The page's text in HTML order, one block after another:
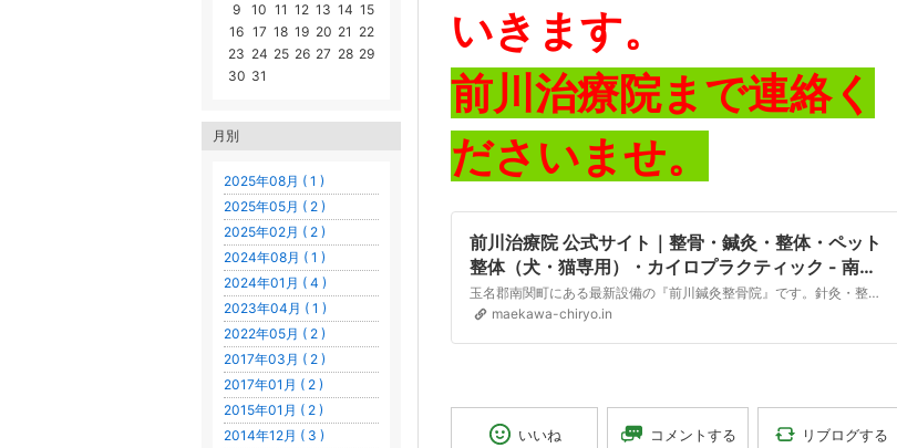
いきます。
前川治療院まで連絡く
ださいませ。
前川治療院 公式サイト｜整骨・鍼灸・整体・ペット
整体（犬・猫専用）・カイロプラクティック - 南関
IC（九州自動車道）から車で3分、訪問・送迎可
玉名郡南関町にある最新設備の『前川鍼灸整骨院』です。針灸・整体・カイロプラクティック・リハビリを治療に取り入れます。また全国に先駆けて犬・猫専用の整体を開始。背骨を中心に矯正することで動物が本来持っている自然の治癒力を引き出します。
maekawa-chiryo.in
いいね コメントする リブログする
9
10 11 12 13 14 15
16 17 18 19 20 21 22
23 24 25 26 27 28 29
30 31
月別
2025年08月 ( 1 )
2025年05月 ( 2 )
2025年02月 ( 2 )
2024年08月 ( 1 )
2024年01月 ( 4 )
2023年04月 ( 1 )
2022年05月 ( 2 )
2017年03月 ( 2 )
2017年01月 ( 2 )
2015年01月 ( 2 )
2014年12月 ( 3 )